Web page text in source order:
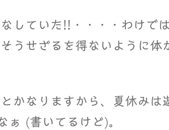
していた!!・・・・わけで
うせざるを得ないように体
かなりますから、夏休みは
ぁ (書いてるけど)。